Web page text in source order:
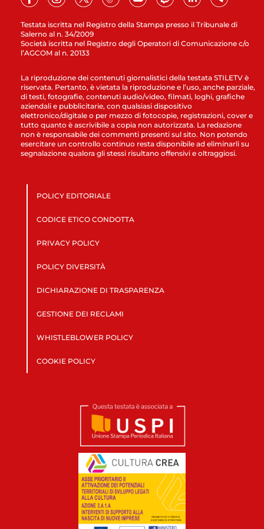
Testata iscritta nel Registro della Stampa presso il Tribunale di
Salerno al n. 34/2009
Società iscritta nel Registro degli Operatori di Comunicazione c/o
l’AGCOM al n. 20133
La riproduzione dei contenuti giornalistici della testata STILETV è
riservata. Pertanto, è vietata la riproduzione e l’uso, anche parziale,
di testi, fotografie, contenuti audio/video, filmati, loghi, grafiche
aziendali e pubblicitarie, con qualsiasi dispositivo
elettronico/digitale o per mezzo di fotocopie, registrazioni, cover e
tutto quanto è ascrivibile a copia non autorizzata. La redazione
non è responsabile dei commenti presenti sul sito. Non potendo
esercitare un controllo continuo resta disponibile ad eliminarli su
segnalazione qualora gli stessi risultano offensivi e oltraggiosi.
POLICY EDITORIALE
CODICE ETICO CONDOTTA
PRIVACY POLICY
POLICY DIVERSITÀ
DICHIARAZIONE DI TRASPARENZA
GESTIONE DEI RECLAMI
WHISTLEBLOWER POLICY
COOKIE POLICY